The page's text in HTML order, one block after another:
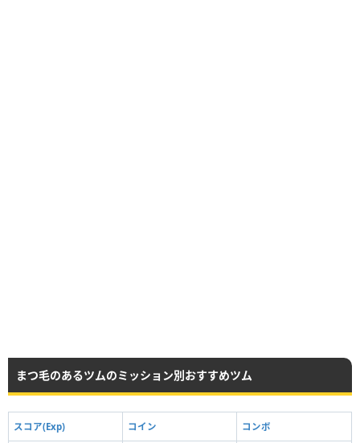
まつ毛のあるツムのミッション別おすすめツム
スコア(Exp) コイン コンボ